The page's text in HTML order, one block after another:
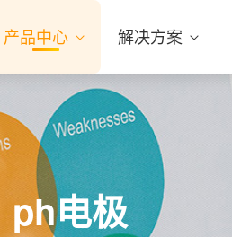
产品中心 解决方案
ph电极